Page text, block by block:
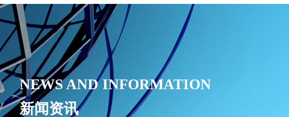
NEWS AND INFORMATION
新闻资讯